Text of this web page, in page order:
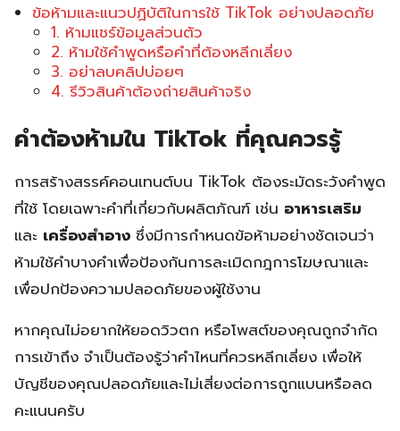
ข้อห้ามและแนวปฏิบัติในการใช้ TikTok อย่างปลอดภัย
1. ห้ามแชร์ข้อมูลส่วนตัว
2. ห้ามใช้คำพูดหรือคำที่ต้องหลีกเลี่ยง
3. อย่าลบคลิปบ่อยๆ
4. รีวิวสินค้าต้องถ่ายสินค้าจริง
คำต้องห้ามใน TikTok ที่คุณควรรู้
การสร้างสรรค์คอนเทนต์บน TikTok ต้องระมัดระวังคำพูด
ที่ใช้ โดยเฉพาะคำที่เกี่ยวกับผลิตภัณฑ์ เช่น อาหารเสริม
และ เครื่องสำอาง ซึ่งมีการกำหนดข้อห้ามอย่างชัดเจนว่า
ห้ามใช้คำบางคำเพื่อป้องกันการละเมิดกฎการโฆษณาและ
เพื่อปกป้องความปลอดภัยของผู้ใช้งาน
หากคุณไม่อยากให้ยอดวิวตก หรือโพสต์ของคุณถูกจำกัด
การเข้าถึง จำเป็นต้องรู้ว่าคำไหนที่ควรหลีกเลี่ยง เพื่อให้
บัญชีของคุณปลอดภัยและไม่เสี่ยงต่อการถูกแบนหรือลด
คะแนนครับ